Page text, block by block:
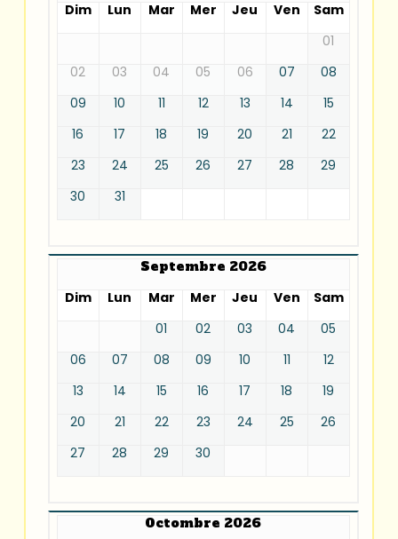
Dim
Lun Mar Mer Jeu Ven
Sam
01
02
03 04 05 06 07
08
09
10 11 12 13 14
15
16
17 18 19 20 21
22
23
24 25 26 27 28
29
30
31
Septembre 2026
Dim
Lun Mar Mer Jeu Ven
Sam
01
02 03 04
05
06
07 08 09 10 11
12
13
14 15 16 17 18
19
20
21 22 23 24 25
26
27
28 29 30
Octombre 2026